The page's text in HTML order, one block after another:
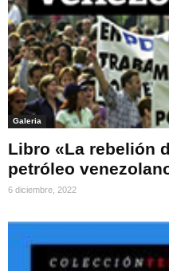
Galeria
Libro «La rebelión
petróleo
6 diciembre, 2022